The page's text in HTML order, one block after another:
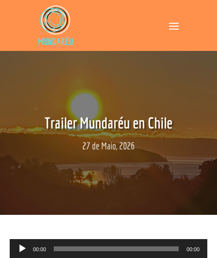
Trailer Mundaréu en Chile
27 de Maio, 2026
Reprodutor
00:00 00:00